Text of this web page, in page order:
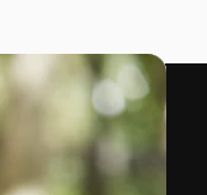
運営